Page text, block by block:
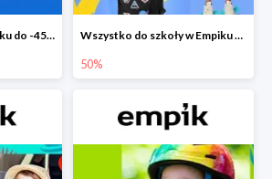
Hity sprzedaży w Empiku do -45% Wszystko do szkoły w Empiku do -50%
50%